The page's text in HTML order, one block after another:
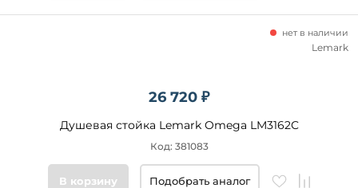
26 720 ₽
Душевая стойка Lemark Omega LM3162C
нет в наличии
Код: 381083
Lemark
В корзину Подобрать аналог